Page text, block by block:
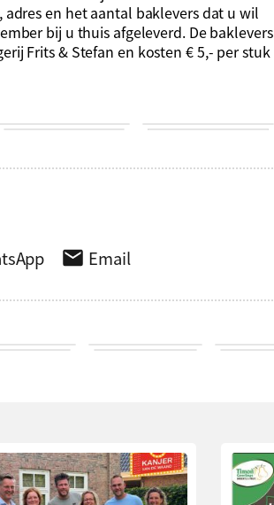
en het aantal baklevers dat u wil
bij u thuis afgeleverd. De baklevers
Frits & Stefan en kosten € 5,- per stuk
Email